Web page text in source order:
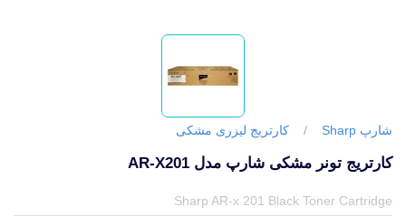
شارپ Sharp / کارتریج لیزری مشکی
کارتریج تونر مشکی شارپ مدل AR-X201
Sharp AR-x 201 Black Toner Cartridge